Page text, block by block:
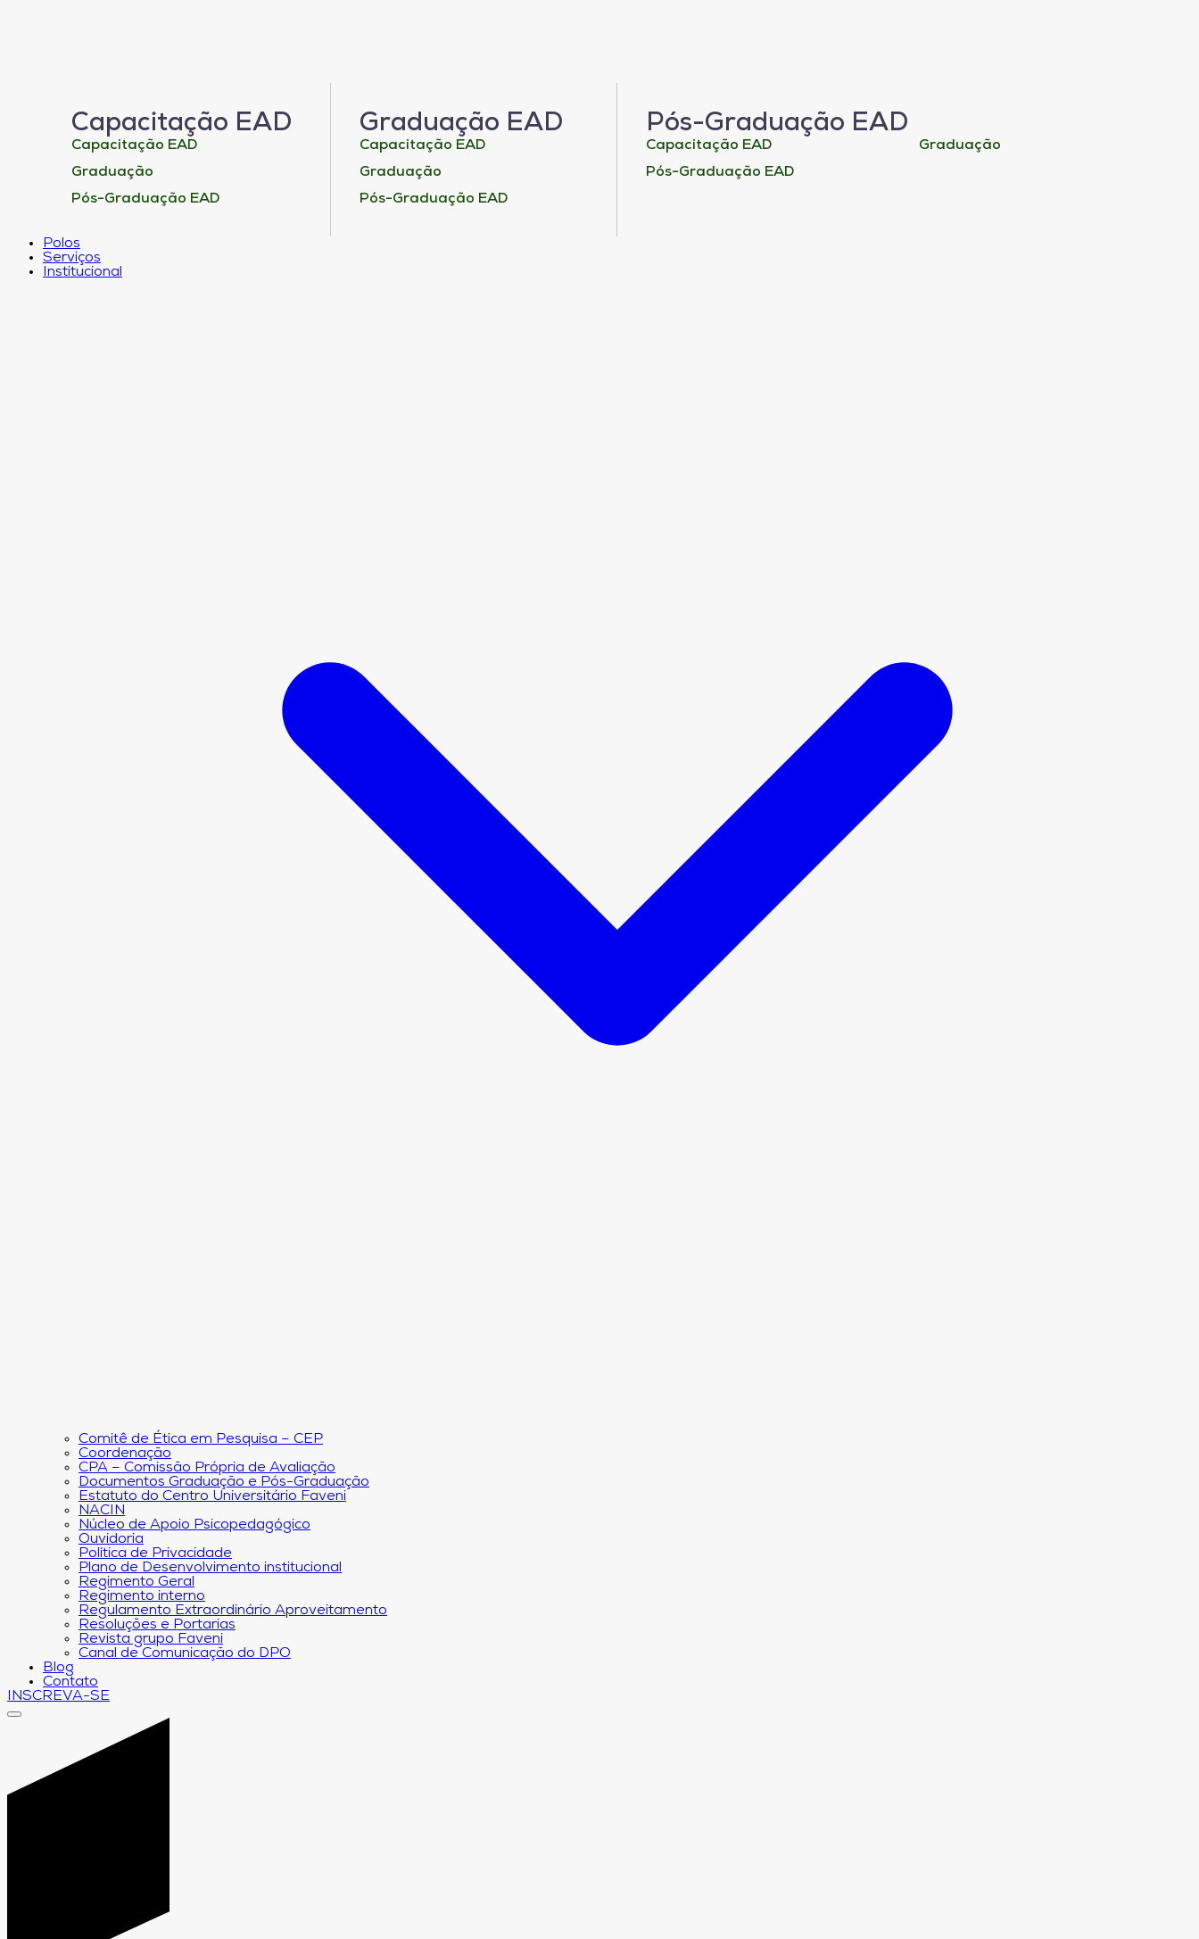
Capacitação EAD
Capacitação EAD
Graduação
Pós-Graduação EAD
Graduação EAD
Capacitação EAD
Graduação
Pós-Graduação EAD
Pós-Graduação EAD
Capacitação EAD
Graduação
Pós-Graduação EAD
Polos
Serviços
Institucional
Comitê de Ética em Pesquisa – CEP
Coordenação
CPA – Comissão Própria de Avaliação
Documentos Graduação e Pós-Graduação
Estatuto do Centro Universitário Faveni
NACIN
Núcleo de Apoio Psicopedagógico
Ouvidoria
Política de Privacidade
Plano de Desenvolvimento institucional
Regimento Geral
Regimento interno
Regulamento Extraordinário Aproveitamento
Resoluções e Portarias
Revista grupo Faveni
Canal de Comunicação do DPO
Blog
Contato
INSCREVA-SE